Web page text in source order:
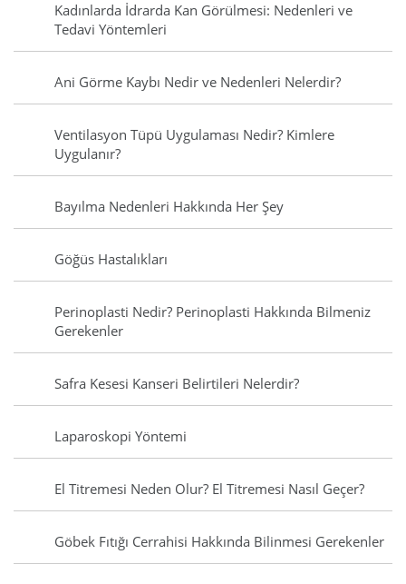
Kadınlarda İdrarda Kan Görülmesi: Nedenleri ve
Tedavi Yöntemleri
Ani Görme Kaybı Nedir ve Nedenleri Nelerdir?
Ventilasyon Tüpü Uygulaması Nedir? Kimlere
Uygulanır?
Bayılma Nedenleri Hakkında Her Şey
Göğüs Hastalıkları
Perinoplasti Nedir? Perinoplasti Hakkında Bilmeniz
Gerekenler
Safra Kesesi Kanseri Belirtileri Nelerdir?
Laparoskopi Yöntemi
El Titremesi Neden Olur? El Titremesi Nasıl Geçer?
Göbek Fıtığı Cerrahisi Hakkında Bilinmesi Gerekenler